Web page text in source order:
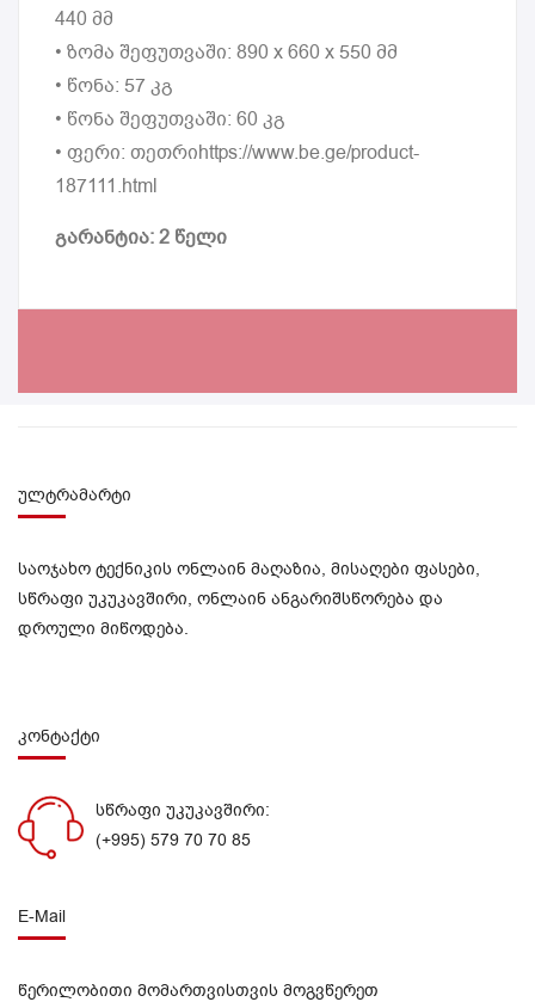
440 მმ
• ზომა შეფუთვაში: 890 x 660 x 550 მმ
• წონა: 57 კგ
• წონა შეფუთვაში: 60 კგ
• ფერი: თეთრიhttps://www.be.ge/product-
187111.html
გარანტია: 2 წელი
ულტრამარტი
საოჯახო ტექნიკის ონლაინ მაღაზია, მისაღები ფასები,
სწრაფი უკუკავშირი, ონლაინ ანგარიშსწორება და
დროული მიწოდება.
კონტაქტი
სწრაფი უკუკავშირი:
(+995) 579 70 70 85
E-Mail
წერილობითი მომართვისთვის მოგვწერეთ